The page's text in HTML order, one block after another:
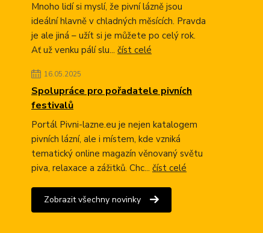
Mnoho lidí si myslí, že pivní lázně jsou
ideální hlavně v chladných měsících. Pravda
je ale jiná – užít si je můžete po celý rok.
Ať už venku pálí slu... číst celé
16.05.2025
Spolupráce pro pořadatele pivních
festivalů
Portál Pivni-lazne.eu je nejen katalogem
pivních lázní, ale i místem, kde vzniká
tematický online magazín věnovaný světu
piva, relaxace a zážitků. Chc... číst celé
Zobrazit všechny novinky